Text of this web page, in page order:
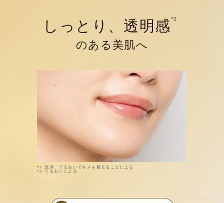
しっとり、透明感 *2
のある美肌へ
*1 洗浄、うるおいでキメを整えることによる
*2 うるおいによる